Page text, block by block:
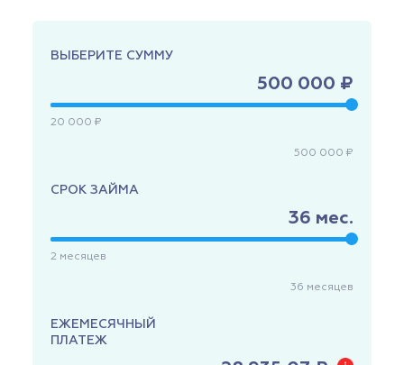
ВЫБЕРИТЕ СУММУ
500 000 ₽
20 000 ₽
500 000 ₽
СРОК ЗАЙМА
36 мес.
2 месяцев
36 месяцев
ЕЖЕМЕСЯЧНЫЙ
ПЛАТЕЖ